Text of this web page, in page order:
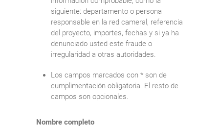
siguiente: departamento o persona
responsable en la red cameral, referencia
del proyecto, importes, fechas y si ya ha
denunciado usted este fraude o
irregularidad a otras autoridades.
Los campos marcados con * son de
cumplimentación obligatoria. El resto de
campos son opcionales.
Nombre completo